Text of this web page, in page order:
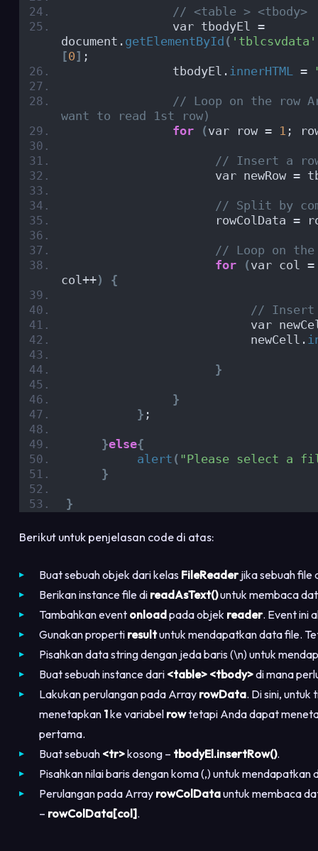
// <table > <tbody>
               var tbodyEl =
document. getElementById ( 'tblcsvdata'
[0] ;
               tbodyEl.
innerHTML =
// Loop on the row
want to read 1st row)
for
(var row = 1 ;
// Insert a
var newRow =
// Split by
rowColData =
// Loop on the
for
(var col
col++) {
// Insert
var
                          newCell.
}
}
} ;
}else{
alert ( "Please select a
}
}
Berikut untuk penjelasan code di atas:
Buat sebuah objek dari kelas FileReaderjika sebuah file
Berikan instance file di readAsText()untuk membaca
Tambahkan event onloadpada objek reader. Event ini
Gunakan properti resultuntuk mendapatkan data file.
Pisahkan data string dengan jeda baris (\n) untuk
Buat sebuah instance dari<table> <tbody>di mana
Lakukan perulangan pada Array rowData. Di sini,
menetapkan 1ke variabel rowtetapi Anda dapat
pertama.
Buat sebuah<tr>kosong – tbodyEl.insertRow().
Pisahkan nilai baris dengan koma (,) untuk mendapatkan
Perulangan pada Array rowColDatauntuk membaca
– rowColData[col].